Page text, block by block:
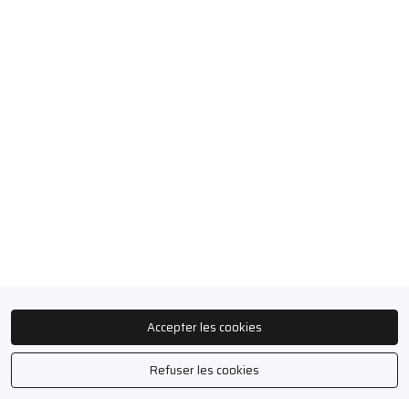
Accepter les cookies
Refuser les cookies